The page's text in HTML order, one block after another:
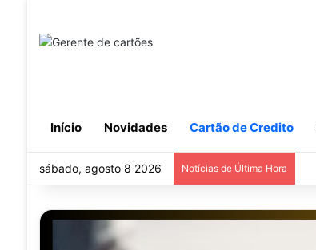
Início Novidades Cartão de Credito
sábado, agosto 8 2026 Notícias de Última Hora